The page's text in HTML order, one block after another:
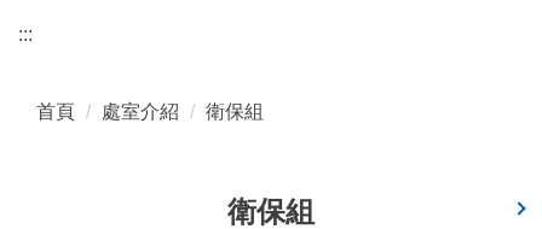
:::
首頁 處室介紹 衛保組
衛保組